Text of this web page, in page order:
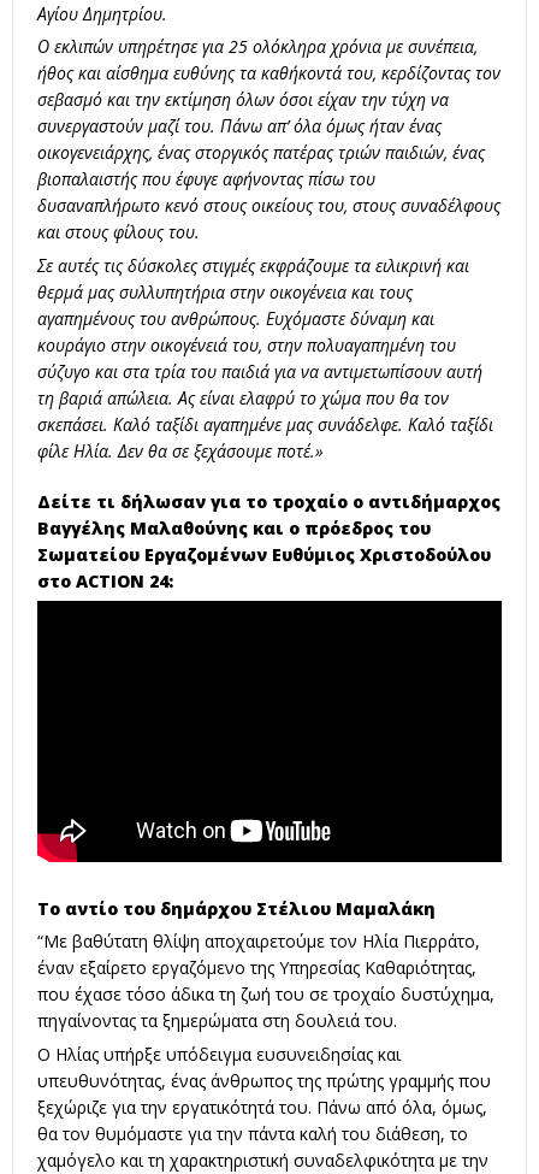
Αγίου Δημητρίου.
Ο εκλιπών υπηρέτησε για 25 ολόκληρα χρόνια με συνέπεια,
ήθος και αίσθημα ευθύνης τα καθήκοντά του, κερδίζοντας τον
σεβασμό και την εκτίμηση όλων όσοι είχαν την τύχη να
συνεργαστούν μαζί του. Πάνω απ’ όλα όμως ήταν ένας
οικογενειάρχης, ένας στοργικός πατέρας τριών παιδιών, ένας
βιοπαλαιστής που έφυγε αφήνοντας πίσω του
δυσαναπλήρωτο κενό στους οικείους του, στους συναδέλφους
και στους φίλους του.
Σε αυτές τις δύσκολες στιγμές εκφράζουμε τα ειλικρινή και
θερμά μας συλλυπητήρια στην οικογένεια και τους
αγαπημένους του ανθρώπους. Ευχόμαστε δύναμη και
κουράγιο στην οικογένειά του, στην πολυαγαπημένη του
σύζυγο και στα τρία του παιδιά για να αντιμετωπίσουν αυτή
τη βαριά απώλεια. Ας είναι ελαφρύ το χώμα που θα τον
σκεπάσει. Καλό ταξίδι αγαπημένε μας συνάδελφε. Καλό ταξίδι
φίλε Ηλία. Δεν θα σε ξεχάσουμε ποτέ.»
Δείτε τι δήλωσαν για το τροχαίο ο αντιδήμαρχος
Βαγγέλης Μαλαθούνης και ο πρόεδρος του
Σωματείου Εργαζομένων Ευθύμιος Χριστοδούλου
στο ACTION 24:
Tο αντίο του δημάρχου Στέλιου Μαμαλάκη
“Με βαθύτατη θλίψη αποχαιρετούμε τον Ηλία Πιερράτο,
έναν εξαίρετο εργαζόμενο της Υπηρεσίας Καθαριότητας,
που έχασε τόσο άδικα τη ζωή του σε τροχαίο δυστύχημα,
πηγαίνοντας τα ξημερώματα στη δουλειά του.
Ο Ηλίας υπήρξε υπόδειγμα ευσυνειδησίας και
υπευθυνότητας, ένας άνθρωπος της πρώτης γραμμής που
ξεχώριζε για την εργατικότητά του. Πάνω από όλα, όμως,
θα τον θυμόμαστε για την πάντα καλή του διάθεση, το
χαμόγελο και τη χαρακτηριστική συναδελφικότητα με την